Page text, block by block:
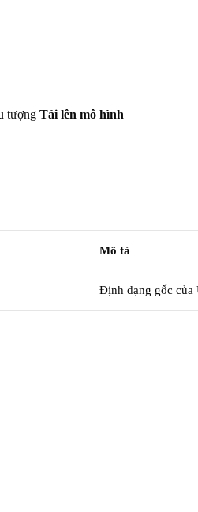
tượng Tải lên mô hình
Mô tả
Định dạng gốc của